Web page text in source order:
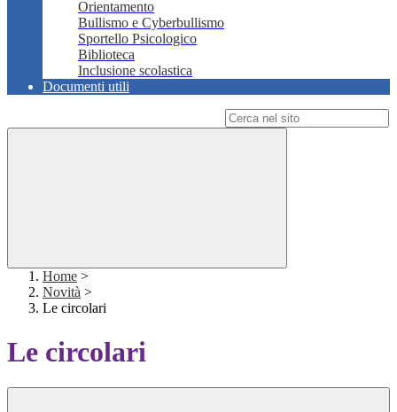
Orientamento
Bullismo e Cyberbullismo
Sportello Psicologico
Biblioteca
Inclusione scolastica
Documenti utili
Home >
Novità >
Le circolari
Le circolari